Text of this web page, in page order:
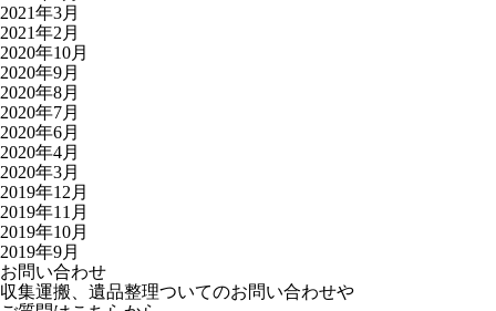
2021年3月
2021年2月
2020年10月
2020年9月
2020年8月
2020年7月
2020年6月
2020年4月
2020年3月
2019年12月
2019年11月
2019年10月
2019年9月
お問い合わせ
収集運搬、遺品整理ついてのお問い合わせや